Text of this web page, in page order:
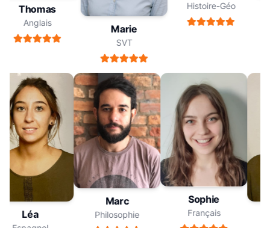
Thomas
Anglais
Marie
SVT
Histoire-Géo
Léa
Marc
Philosophie
Sophie
Français